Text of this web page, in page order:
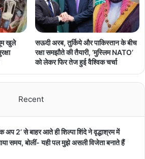
खुले
सऊदी अरब, तुर्किये और पाकिस्तान के बीच
रक्षा समझौते की तैयारी, ‘मुस्लिम NATO’
को लेकर फिर तेज हुई वैश्विक चर्चा
Recent
अप 2’ से बाहर आते ही शिल्पा शिंदे ने वृद्धाश्रम में
समय, बोलीं- यही पल मुझे असली विजेता बनाते हैं